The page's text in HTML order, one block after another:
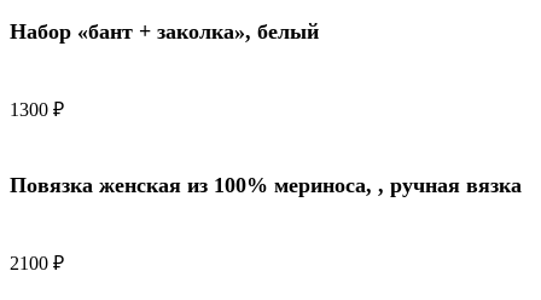
Набор «бант + заколка», белый
1300 ₽
Повязка женская из 100% мериноса, , ручная вязка
2100 ₽